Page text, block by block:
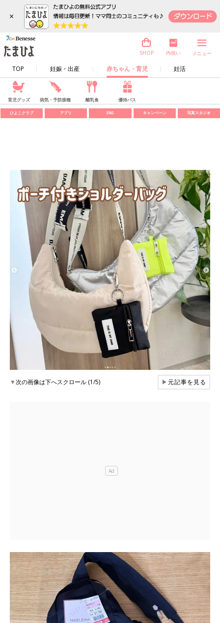
×
TOP 妊娠・出産 赤ちゃん・育児 妊活
SHOP 内祝い メニュー
育児グッズ 病気・予防接種 離乳食 優待パス
ひよこクラブ アプリ SNS キャンペーン 写真スタジオ
▼次の画像は下へスクロール (1/5) ▶元記事を見る